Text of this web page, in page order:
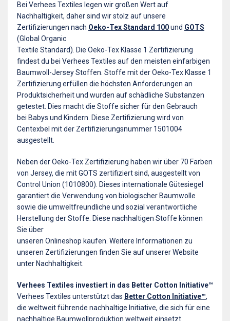
Bei Verhees Textiles legen wir großen Wert auf
Nachhaltigkeit, daher sind wir stolz auf unsere
Zertifizierungen nach Oeko-Tex Standard 100und GOTS
(Global Organic
Textile Standard). Die Oeko-Tex Klasse 1 Zertifizierung
findest du bei Verhees Textiles auf den meisten einfarbigen
Baumwoll-Jersey Stoffen. Stoffe mit der Oeko-Tex Klasse 1
Zertifizierung erfüllen die höchsten Anforderungen an
Produktsicherheit und wurden auf schädliche Substanzen
getestet. Dies macht die Stoffe sicher für den Gebrauch
bei Babys und Kindern. Diese Zertifizierung wird von
Centexbel mit der Zertifizierungsnummer 1501004
ausgestellt.
Neben der Oeko-Tex Zertifizierung haben wir über 70 Farben
von Jersey, die mit GOTS zertifiziert sind, ausgestellt von
Control Union (1010800). Dieses internationale Gütesiegel
garantiert die Verwendung von biologischer Baumwolle
sowie die umweltfreundliche und sozial verantwortliche
Herstellung der Stoffe. Diese nachhaltigen Stoffe können
Sie über
unseren Onlineshop kaufen. Weitere Informationen zu
unseren Zertifizierungen finden Sie auf unserer Website
unter Nachhaltigkeit.
Verhees Textiles investiert in das Better Cotton Initiative™
Verhees Textiles unterstützt das Better Cotton Initiative™,
die weltweit führende nachhaltige Initiative, die sich für eine
nachhaltige Baumwollproduktion weltweit einsetzt.